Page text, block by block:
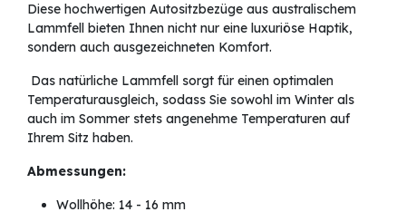
Diese hochwertigen Autositzbezüge aus australischem
Lammfell bieten Ihnen nicht nur eine luxuriöse Haptik,
sondern auch ausgezeichneten Komfort.
Das natürliche Lammfell sorgt für einen optimalen
Temperaturausgleich, sodass Sie sowohl im Winter als
auch im Sommer stets angenehme Temperaturen auf
Ihrem Sitz haben.
Abmessungen:
Wollhöhe: 14 - 16 mm